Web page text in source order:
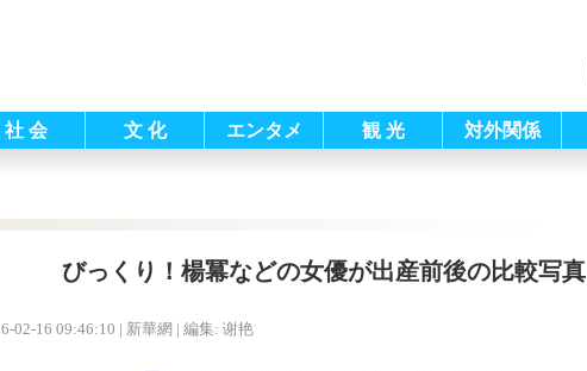
社 会 文 化 エンタメ 観 光 対外関係
びっくり！楊冪などの女優が出産前後の比較写真
02-16 09:46:10 | 新華網 | 編集: 谢艳